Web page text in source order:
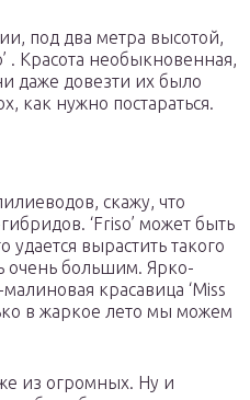
под два метра высотой,
. Красота необыкновенная,
даже довезти их было
как нужно постараться.
скажу, что
‘Friso’ может быть
вырастить такого
очень большим. Ярко-
красавица ‘Miss
в жаркое лето мы можем
из огромных. Ну и